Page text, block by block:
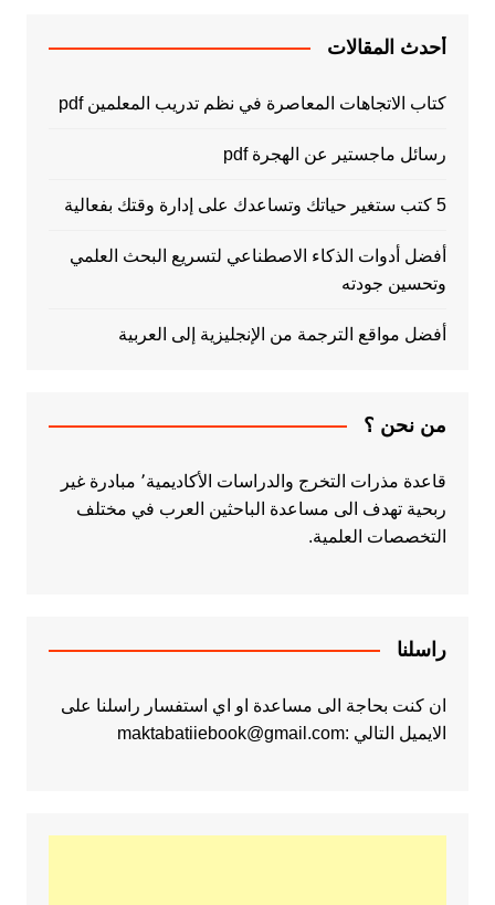
أحدث المقالات
كتاب الاتجاهات المعاصرة في نظم تدريب المعلمين pdf
رسائل ماجستير عن الهجرة pdf
5 كتب ستغير حياتك وتساعدك على إدارة وقتك بفعالية
أفضل أدوات الذكاء الاصطناعي لتسريع البحث العلمي
وتحسين جودته
أفضل مواقع الترجمة من الإنجليزية إلى العربية
من نحن ؟
قاعدة مذرات التخرج والدراسات الأكاديمية٬ مبادرة غير
ربحية تهدف الى مساعدة الباحثين العرب في مختلف
التخصصات العلمية.
راسلنا
ان كنت بحاجة الى مساعدة او اي استفسار راسلنا على
الايميل التالي :maktabatiiebook@gmail.com